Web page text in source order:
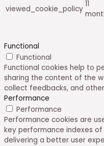
viewed_cookie_policy
11
Functional
Functional
Functional cookies help to
sharing the content of the
collect feedbacks, and
Performance
Performance
Performance cookies are
key performance indexes
delivering a better user